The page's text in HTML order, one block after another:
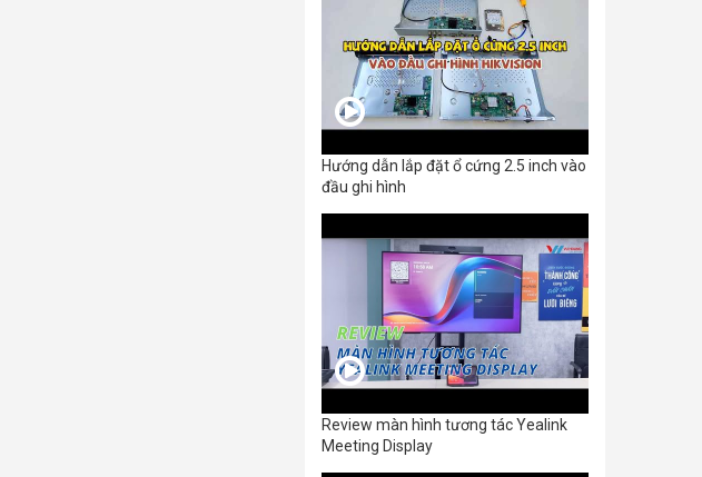
Hướng dẫn lắp đặt ổ cứng 2.5 inch vào
đầu ghi hình
Review màn hình tương tác Yealink
Meeting Display